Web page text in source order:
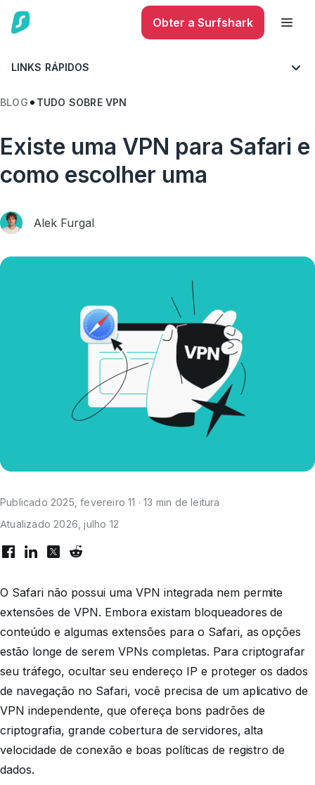
Obter a Surfshark
LINKS RÁPIDOS
BLOG TUDO SOBRE VPN
Existe uma VPN para Safari e
como escolher uma
Alek Furgal
Publicado 2025, fevereiro 11 · 13 min de leitura
Atualizado 2026, julho 12
O Safari não possui uma VPN integrada nem permite
extensões de VPN. Embora existam bloqueadores de
conteúdo e algumas extensões para o Safari, as opções
estão longe de serem VPNs completas. Para criptografar
seu tráfego, ocultar seu endereço IP e proteger os dados
de navegação no Safari, você precisa de um aplicativo de
VPN independente, que ofereça bons padrões de
criptografia, grande cobertura de servidores, alta
velocidade de conexão e boas políticas de registro de
dados.